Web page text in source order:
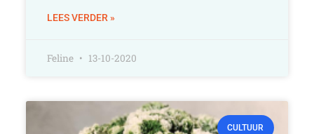
LEES VERDER »
Feline 13-10-2020
CULTUUR